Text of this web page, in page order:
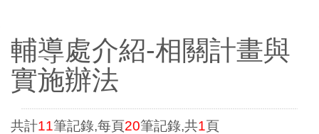
輔導處介紹-相關計畫與
實施辦法
共計11筆記錄,每頁20筆記錄,共1頁